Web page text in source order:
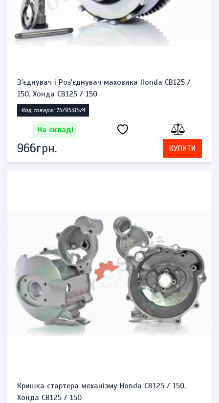
З'єднувач і Роз'єднувач маховика Honda CB125 /
150, Хонда CB125 / 150
Код товара: 1579531574
На складі
966грн. КУПИТИ
Кришка стартера механізму Honda CB125 / 150,
Хонда CB125 / 150